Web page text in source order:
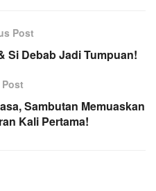
Post
Si Debab Jadi Tumpuan!
Sambutan Memuaskan
Kali Pertama!